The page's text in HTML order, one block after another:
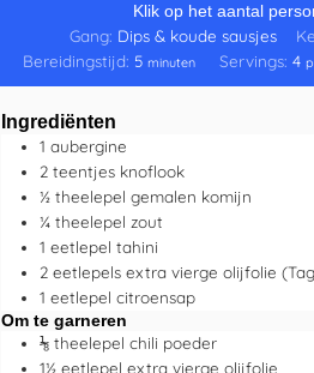
Klik op het aantal
Gang: Dips & koude sausjes
Bereidingstijd: 5 minuten Servings:4
Ingrediënten
1 aubergine
2 teentjes knoflook
½ theelepel gemalen komijn
¼ theelepel zout
1 eetlepel tahini
2 eetlepels extra vierge olijfolie
1 eetlepel citroensap
Om te garneren
⅛ theelepel chili poeder
1½ eetlepel extra vierge olijfolie